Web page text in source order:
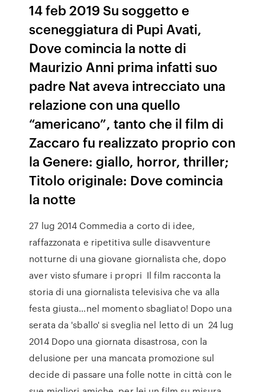
14 feb 2019 Su soggetto e
sceneggiatura di Pupi Avati,
Dove comincia la notte di
Maurizio Anni prima infatti suo
padre Nat aveva intrecciato una
relazione con una quello
“americano”, tanto che il film di
Zaccaro fu realizzato proprio con
la Genere: giallo, horror, thriller;
Titolo originale: Dove comincia
la notte
27 lug 2014 Commedia a corto di idee,
raffazzonata e ripetitiva sulle disavventure
notturne di una giovane giornalista che, dopo
aver visto sfumare i propri Il film racconta la
storia di una giornalista televisiva che va alla
festa giusta…nel momento sbagliato! Dopo una
serata da 'sballo' si sveglia nel letto di un 24 lug
2014 Dopo una giornata disastrosa, con la
delusione per una mancata promozione sul
decide di passare una folle notte in città con le